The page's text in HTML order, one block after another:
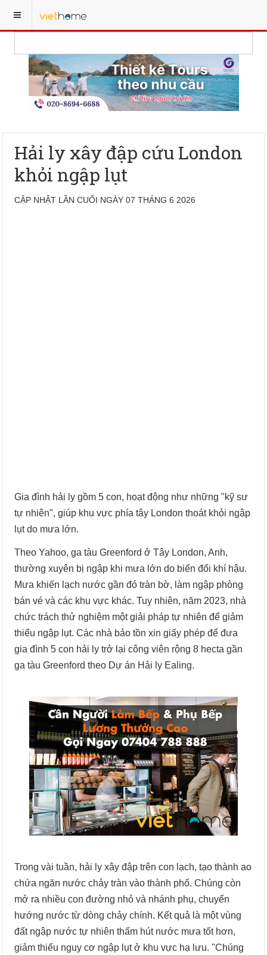
Hải ly xây đập cứu London
khỏi ngập lụt
CẬP NHẬT LẦN CUỐI NGÀY 07 THÁNG 6 2026
Gia đình hải ly gồm 5 con, hoạt động như những "kỹ sư
tự nhiên", giúp khu vực phía tây London thoát khỏi ngập
lụt do mưa lớn.
Theo Yahoo, ga tàu Greenford ở Tây London, Anh,
thường xuyên bị ngập khi mưa lớn do biến đổi khí hậu.
Mưa khiến lạch nước gần đó tràn bờ, làm ngập phòng
bán vé và các khu vực khác. Tuy nhiên, năm 2023, nhà
chức trách thử nghiệm một giải pháp tự nhiên để giảm
thiểu ngập lụt. Các nhà bảo tồn xin giấy phép để đưa
gia đình 5 con hải ly trở lại công viên rộng 8 hecta gần
ga tàu Greenford theo Dự án Hải ly Ealing.
Trong vài tuần, hải ly xây đập trên con lạch, tạo thành ao
chứa ngăn nước chảy tràn vào thành phố. Chúng còn
mở ra nhiều con đường nhỏ và nhánh phụ, chuyển
hướng nước từ dòng chảy chính. Kết quả là một vùng
đất ngập nước tự nhiên thấm hút nước mưa tốt hơn,
giảm thiểu nguy cơ ngập lụt ở khu vực hạ lưu. "Chúng